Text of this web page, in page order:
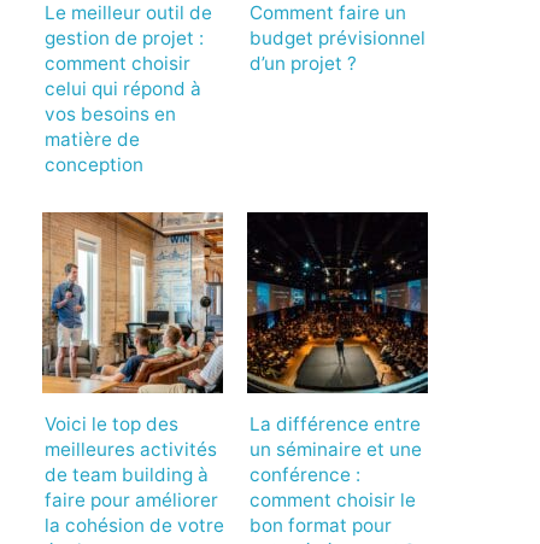
Le meilleur outil de
gestion de projet :
comment choisir
celui qui répond à
vos besoins en
matière de
conception
Comment faire un
budget prévisionnel
d’un projet ?
Voici le top des
meilleures activités
de team building à
faire pour améliorer
la cohésion de votre
La différence entre
un séminaire et une
conférence :
comment choisir le
bon format pour